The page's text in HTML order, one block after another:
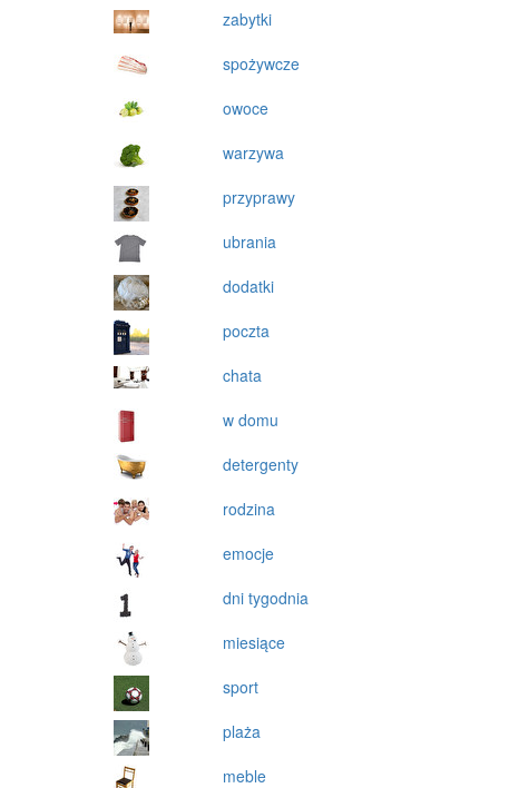
zabytki
spożywcze
owoce
warzywa
przyprawy
ubrania
dodatki
poczta
chata
w domu
detergenty
rodzina
emocje
dni tygodnia
miesiące
sport
plaża
meble